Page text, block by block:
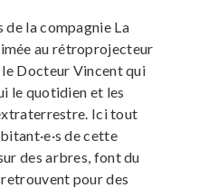
la compagnie La
au rétroprojecteur
Docteur Vincent qui
le quotidien et les
Ici tout
de cette
des arbres, font du
pour des